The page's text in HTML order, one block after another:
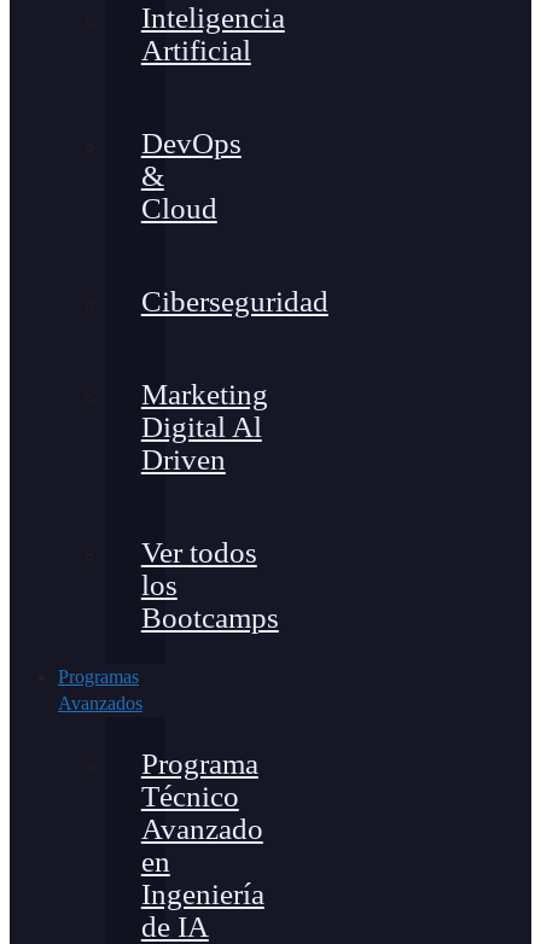
Inteligencia
Artificial
DevOps
&
Cloud
Ciberseguridad
Marketing
Digital Al
Driven
Ver todos
los
Bootcamps
Programas
Avanzados
Programa
Técnico
Avanzado
en
Ingeniería
de IA